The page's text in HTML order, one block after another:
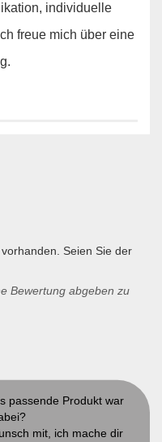
individuelle
freue mich über eine
Seien Sie der
Bewertung abgeben zu
passende Produkt war
mit, ich mache dir